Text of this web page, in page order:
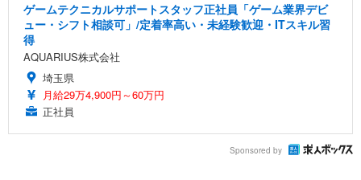
ゲームテクニカルサポートスタッフ正社員「ゲーム業界デビ
ュー・シフト相談可」/定着率高い・未経験歓迎・ITスキル習
得
AQUARIUS株式会社
埼玉県
月給29万4,900円～60万円
正社員
Sponsored by